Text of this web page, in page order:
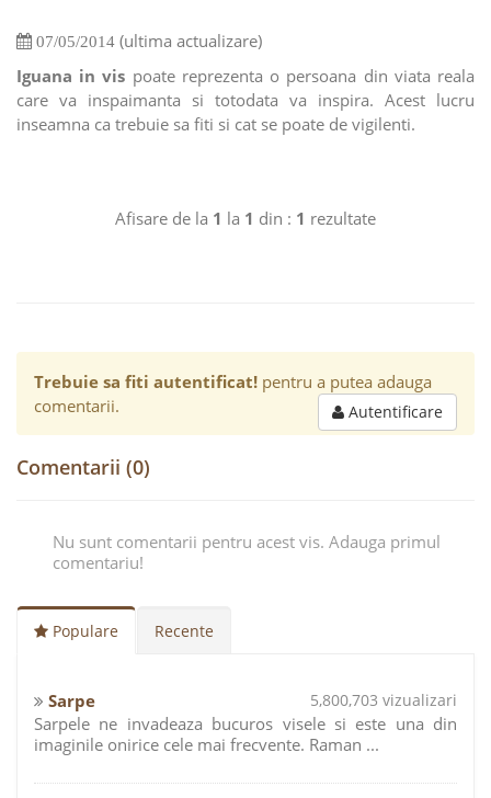
07/05/2014 (ultima actualizare)
Iguana in vis poate reprezenta o persoana din viata reala
care va inspaimanta si totodata va inspira. Acest lucru
inseamna ca trebuie sa fiti si cat se poate de vigilenti.
Afisare de la 1 la 1 din : 1 rezultate
Trebuie sa fiti autentificat! pentru a putea adauga
comentarii.
Autentificare
Comentarii (0)
Nu sunt comentarii pentru acest vis. Adauga primul
comentariu!
Populare Recente
Sarpe 5,800,703 vizualizari
Sarpele ne invadeaza bucuros visele si este una din
imaginile onirice cele mai frecvente. Raman ...